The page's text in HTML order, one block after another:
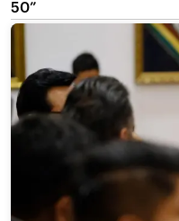
50”